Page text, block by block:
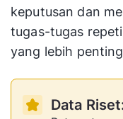
keputusan dan
tugas-tugas
yang lebih
Data